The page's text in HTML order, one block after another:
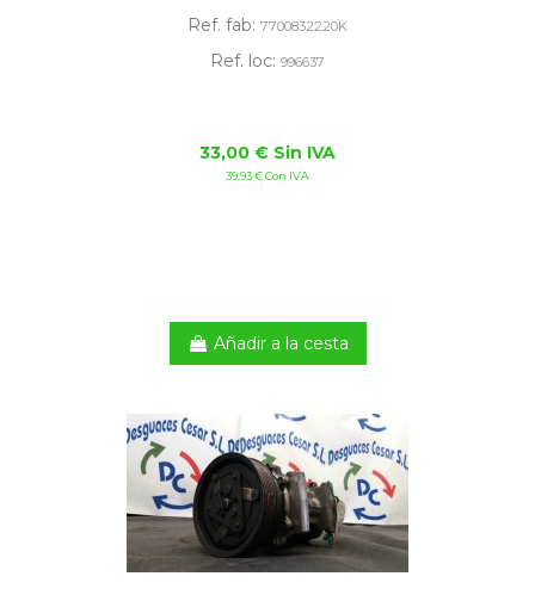
Ref. fab: 7700832220K
Ref. loc: 996637
33,00 € Sin IVA
39,93 € Con IVA
Añadir a la cesta